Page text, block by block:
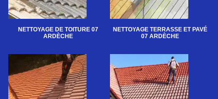
NETTOYAGE DE TOITURE 07
ARDÈCHE
NETTOYAGE TERRASSE ET PAVÉ
07 ARDÈCHE